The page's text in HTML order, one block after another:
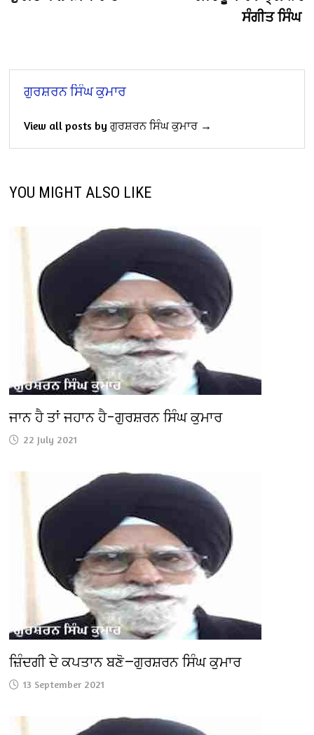
ਸੰਗੀਤ ਸਿੰਘ
ਗੁਰਸ਼ਰਨ ਸਿੰਘ ਕੁਮਾਰ
View all posts by ਗੁਰਸ਼ਰਨ ਸਿੰਘ ਕੁਮਾਰ →
YOU MIGHT ALSO LIKE
ਜਾਨ ਹੈ ਤਾਂ ਜਹਾਨ ਹੈ–ਗੁਰਸ਼ਰਨ ਸਿੰਘ ਕੁਮਾਰ
22 July 2021
ਜ਼ਿੰਦਗੀ ਦੇ ਕਪਤਾਨ ਬਣੋ—ਗੁਰਸ਼ਰਨ ਸਿੰਘ ਕੁਮਾਰ
13 September 2021